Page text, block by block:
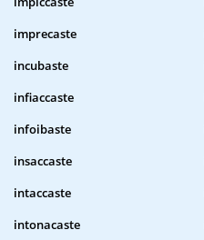
imprecaste
incubaste
infiaccaste
infoibaste
insaccaste
intaccaste
intonacaste